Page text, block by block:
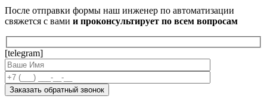
После отправки формы наш инженер по автоматизации
свяжется с вами и проконсультирует по всем вопросам
[telegram]